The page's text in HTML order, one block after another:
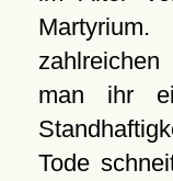
man ihr
Tode